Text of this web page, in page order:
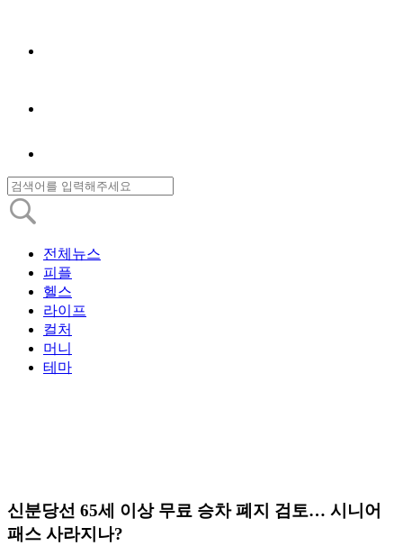
전체뉴스
피플
헬스
라이프
컬처
머니
테마
신분당선 65세 이상 무료 승차 폐지 검토… 시니어
패스 사라지나?